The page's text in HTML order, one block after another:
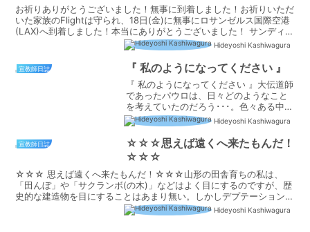
お祈りありがとうございました！無事に到着しました！お祈りいただ
いた家族のFlightは守られ、18日(金)に無事にロサンゼルス国際空港
(LAX)へ到着しました！本当にありがとうございました！ サンディエ
ゴ(バレーセンター)の自宅に到着したの...
Hideyoshi Kashiwagura
宣教師日誌 『 私のようになってください 』
『 私のようになってください 』大伝道師
であったパウロは、日々どのようなこと
を考えていたのだろう･･･。色々ある中の
一つだろうが、彼はクリスチャンにも、
ノンクリスチャンにも「私のようになっ
てください」と語っている。"兄弟たち、
あなたがたに願...
Hideyoshi Kashiwagura
宣教師日誌
☆☆☆思えば遠くへ来たもんだ！
☆☆☆
☆☆☆ 思えば遠くへ来たもんだ！☆☆☆山形の田舎育ちの私は、
「田んぼ」や「サクランボ(の木)」などはよく目にするのですが、歴
史的な建造物を目にすることはあまり無い。しかしデプテーションで
全国をまわらせていただくと、教科書に載っているような建...
Hideyoshi Kashiwagura